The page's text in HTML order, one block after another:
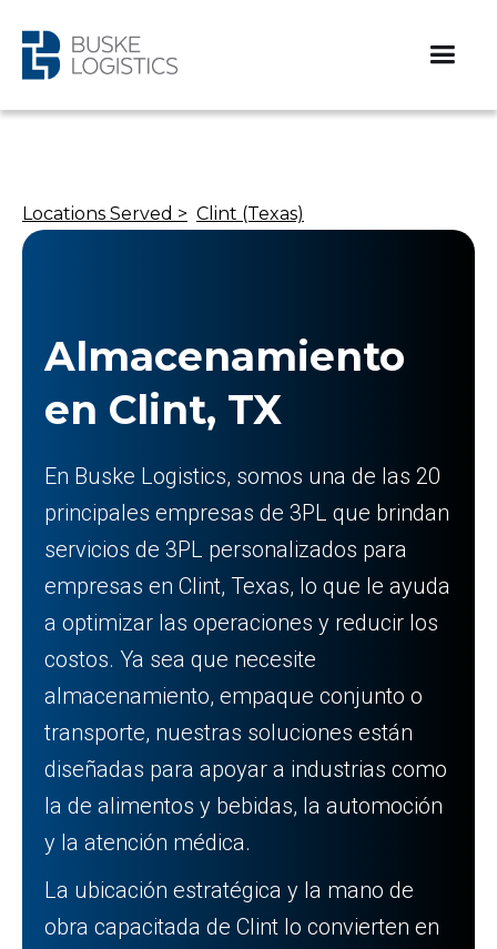
Locations Served > Clint (Texas)
Almacenamiento
en Clint, TX
En Buske Logistics, somos una de las 20
principales empresas de 3PL que brindan
servicios de 3PL personalizados para
empresas en Clint, Texas, lo que le ayuda
a optimizar las operaciones y reducir los
costos. Ya sea que necesite
almacenamiento, empaque conjunto o
transporte, nuestras soluciones están
diseñadas para apoyar a industrias como
la de alimentos y bebidas, la automoción
y la atención médica.
La ubicación estratégica y la mano de
obra capacitada de Clint lo convierten en